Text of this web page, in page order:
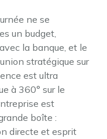
ne se
un budget,
la banque, et le
stratégique sur
est ultra
à 360° sur le
est
boîte :
directe et esprit